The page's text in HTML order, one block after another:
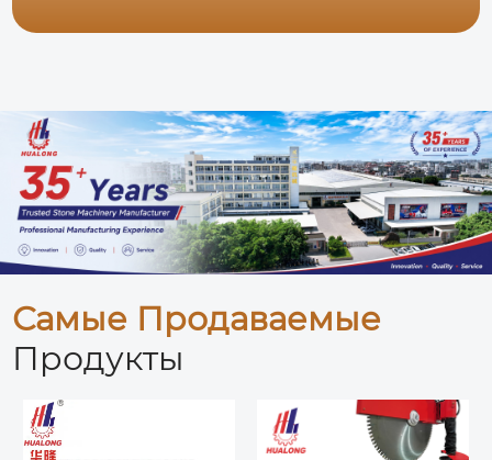
Самые Продаваемые
Продукты